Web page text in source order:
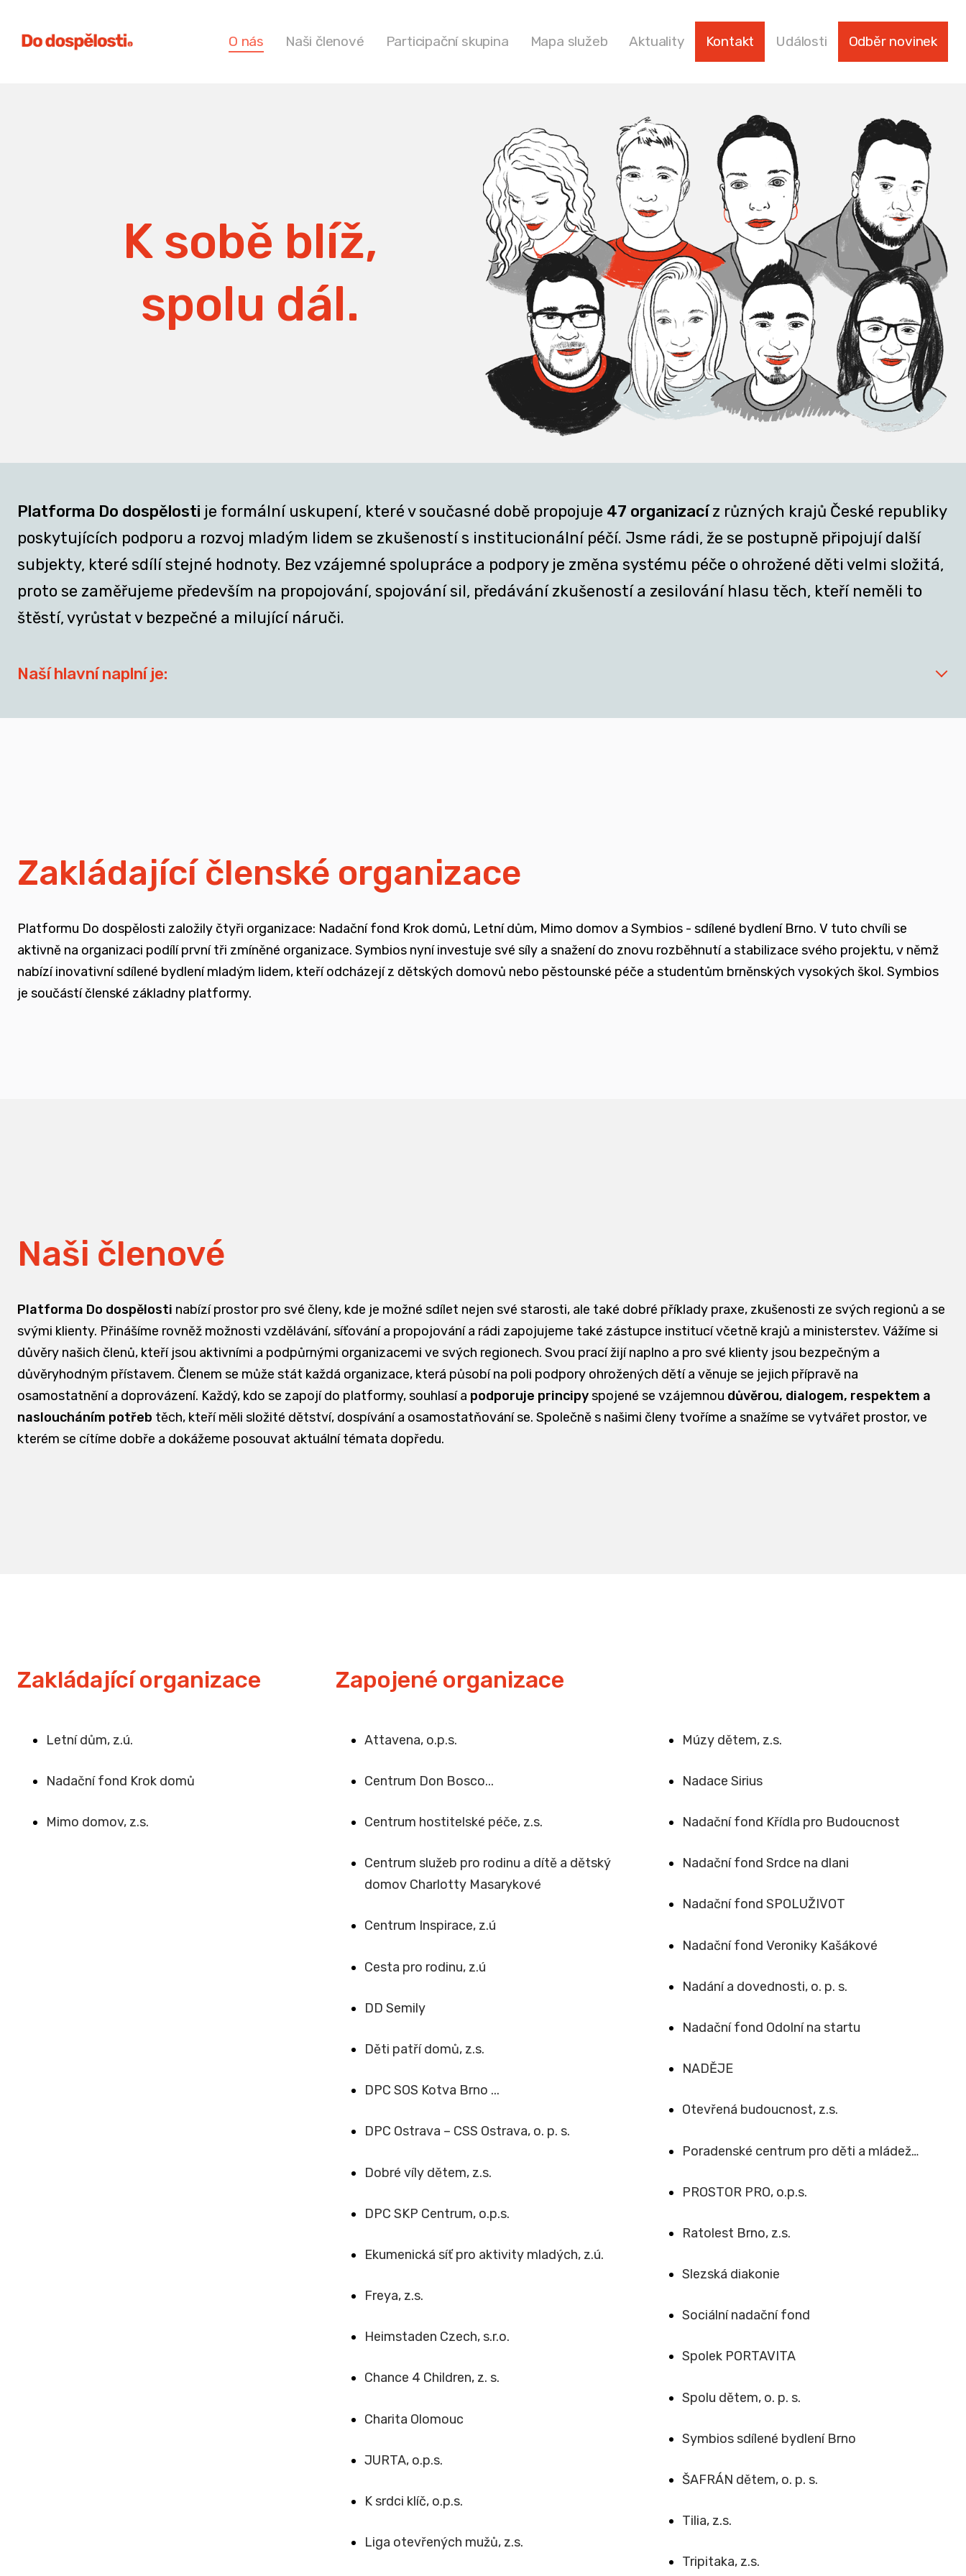
O nás Naši členové Participační skupina Mapa služeb Aktuality Kontakt Události Odběr novinek
K sobě blíž,
spolu dál.
Platforma Do dospělosti je formální uskupení, které v současné době propojuje 47 organizacíz různých krajů České republiky
poskytujících podporu a rozvoj mladým lidem se zkušeností s institucionální péčí. Jsme rádi, že se postupně připojují další
subjekty, které sdílí stejné hodnoty. Bez vzájemné spolupráce a podpory je změna systému péče o ohrožené děti velmi složitá,
proto se zaměřujeme především na propojování, spojování sil, předávání zkušeností a zesilování hlasu těch, kteří neměli to
štěstí, vyrůstat v bezpečné a milující náruči.
Naší hlavní naplní je:
rozvíjet dialog a vést kontruktivní debaty spojené se změnou systému péče o ohrožené děti
podporovat vzdělání a osvětu nejen u svých členů, ale také u odborné veřejnosti
měnit pohledy na práci s traumatizovanými dětmi
Zakládající členské organizace
Platformu Do dospělosti založily čtyři organizace: Nadační fond Krok domů, Letní dům, Mimo domov a Symbios - sdílené bydlení Brno. V tuto chvíli se
aktivně na organizaci podílí první tři zmíněné organizace. Symbios nyní investuje své síly a snažení do znovu rozběhnutí a stabilizace svého projektu, v němž
nabízí inovativní sdílené bydlení mladým lidem, kteří odcházejí z dětských domovů nebo pěstounské péče a studentům brněnských vysokých škol. Symbios
je součástí členské základny platformy.
Naši členové
Platforma Do dospělosti nabízí prostor pro své členy, kde je možné sdílet nejen své starosti, ale také dobré příklady praxe, zkušenosti ze svých regionů a se
svými klienty. Přinášíme rovněž možnosti vzdělávání, síťování a propojování a rádi zapojujeme také zástupce institucí včetně krajů a ministerstev. Vážíme si
důvěry našich členů, kteří jsou aktivními a podpůrnými organizacemi ve svých regionech. Svou prací žijí naplno a pro své klienty jsou bezpečným a
důvěryhodným přístavem. Členem se může stát každá organizace, která působí na poli podpory ohrožených dětí a věnuje se jejich přípravě na
osamostatnění a doprovázení. Každý, kdo se zapojí do platformy, souhlasí a podporuje principyspojené se vzájemnou důvěrou, dialogem, respektem a
nasloucháním potřeb těch, kteří měli složité dětství, dospívání a osamostatňování se. Společně s našimi členy tvoříme a snažíme se vytvářet prostor, ve
kterém se cítíme dobře a dokážeme posouvat aktuální témata dopředu.
Zakládající organizace
Letní dům, z.ú.
Nadační fond Krok domů
Mimo domov, z.s.
Zapojené organizace
Attavena, o.p.s.
Centrum Don Bosco...
Centrum hostitelské péče, z.s.
Centrum služeb pro rodinu a dítě a dětský
domov Charlotty Masarykové
Centrum Inspirace, z.ú
Cesta pro rodinu, z.ú
DD Semily
Děti patří domů, z.s.
DPC SOS Kotva Brno ...
DPC Ostrava – CSS Ostrava, o. p. s.
Dobré víly dětem, z.s.
DPC SKP Centrum, o.p.s.
Ekumenická síť pro aktivity mladých, z.ú.
Freya, z.s.
Heimstaden Czech, s.r.o.
Chance 4 Children, z. s.
Charita Olomouc
JURTA, o.p.s.
K srdci klíč, o.p.s.
Liga otevřených mužů, z.s.
Múzy dětem, z.s.
Nadace Sirius
Nadační fond Křídla pro Budoucnost
Nadační fond Srdce na dlani
Nadační fond SPOLUŽIVOT
Nadační fond Veroniky Kašákové
Nadání a dovednosti, o. p. s.
Nadační fond Odolní na startu
NADĚJE
Otevřená budoucnost, z.s.
Poradenské centrum pro děti a mládež…
PROSTOR PRO, o.p.s.
Ratolest Brno, z.s.
Slezská diakonie
Sociální nadační fond
Spolek PORTAVITA
Spolu dětem, o. p. s.
Symbios sdílené bydlení Brno
ŠAFRÁN dětem, o. p. s.
Tilia, z.s.
Tripitaka, z.s.